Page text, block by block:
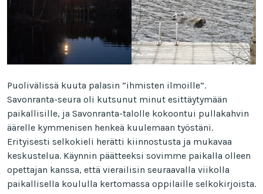
Puolivälissä kuuta palasin ”ihmisten ilmoille”.
Savonranta-seura oli kutsunut minut esittäytymään
paikallisille, ja Savonranta-talolle kokoontui pullakahvin
äärelle kymmenisen henkeä kuulemaan työstäni.
Erityisesti selkokieli herätti kiinnostusta ja mukavaa
keskustelua. Käynnin päätteeksi sovimme paikalla olleen
opettajan kanssa, että vierailisin seuraavalla viikolla
paikallisella koululla kertomassa oppilaille selkokirjoista.